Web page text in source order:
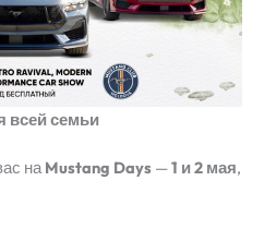
всей семьи
на Mustang Days —1 и 2 мая,